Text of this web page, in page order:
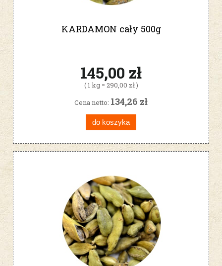
KARDAMON cały 500g
145,00 zł
( 1 kg = 290,00 zł )
Cena netto: 134,26 zł
do koszyka